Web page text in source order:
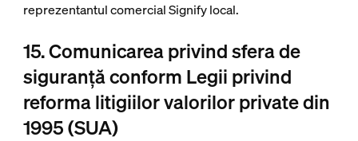
reprezentantul comercial Signify local.
15. Comunicarea privind sfera de
siguranță conform Legii privind
reforma litigiilor valorilor private din
1995 (SUA)